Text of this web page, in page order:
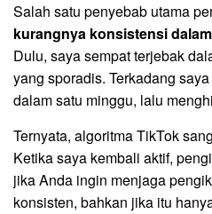
Salah satu penyebab utama
kurangnya konsistensi
Dulu, saya sempat terjebak
yang sporadis. Terkadang
dalam satu minggu, lalu
Ternyata, algoritma TikTok
Ketika saya kembali aktif,
jika Anda ingin menjaga
konsisten, bahkan jika itu